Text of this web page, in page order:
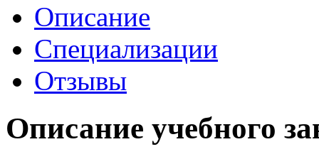
Описание
Специализации
Отзывы
Описание учебного